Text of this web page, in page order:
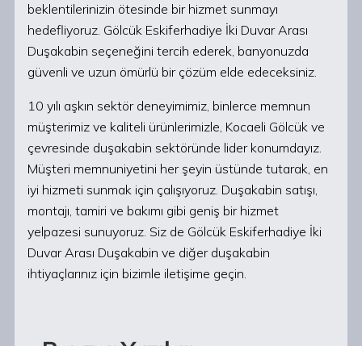
beklentilerinizin ötesinde bir hizmet sunmayı
hedefliyoruz. Gölcük Eskiferhadiye İki Duvar Arası
Duşakabin seçeneğini tercih ederek, banyonuzda
güvenli ve uzun ömürlü bir çözüm elde edeceksiniz.
10 yılı aşkın sektör deneyimimiz, binlerce memnun
müşterimiz ve kaliteli ürünlerimizle, Kocaeli Gölcük ve
çevresinde duşakabin sektöründe lider konumdayız.
Müşteri memnuniyetini her şeyin üstünde tutarak, en
iyi hizmeti sunmak için çalışıyoruz. Duşakabin satışı,
montajı, tamiri ve bakımı gibi geniş bir hizmet
yelpazesi sunuyoruz. Siz de Gölcük Eskiferhadiye İki
Duvar Arası Duşakabin ve diğer duşakabin
ihtiyaçlarınız için bizimle iletişime geçin.